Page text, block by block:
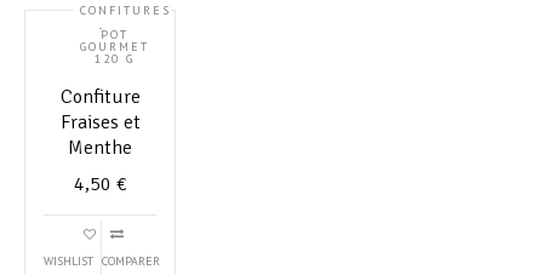
CONFITURES
,
POT
GOURMET
120 G
Confiture
Fraises et
Menthe
4,50 €
WISHLIST COMPARER